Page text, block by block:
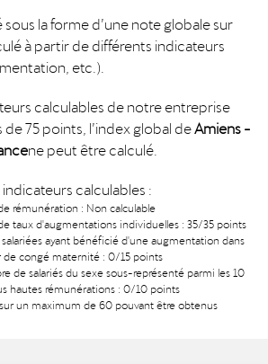
la forme d’une note globale sur
à partir de différents indicateurs
etc.).
calculables de notre entreprise
75 points, l’index global deAmiens -
ne peut être calculé.
calculables :
rémunération : Non calculable
taux d'augmentations individuelles : 35/35 points
ayant bénéficié d'une augmentation dans
de congé maternité : 0/15 points
de salariés du sexe sous-représenté parmi les 10
hautes rémunérations : 0/10 points
un maximum de 60 pouvant être obtenus